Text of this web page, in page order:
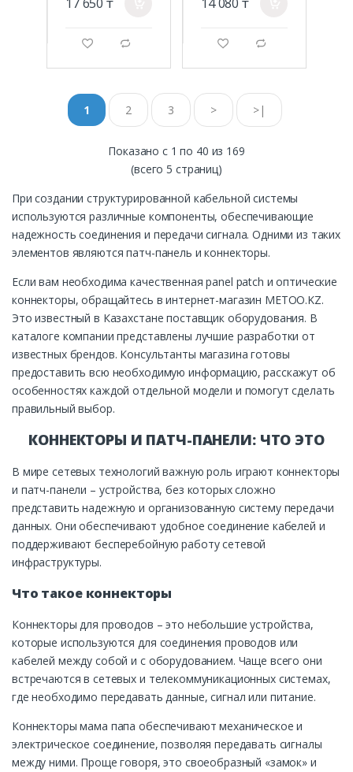
g d g d
1 2 3 > >|
Показано с 1 по 40 из 169
(всего 5 страниц)
При создании структурированной кабельной системы
используются различные компоненты, обеспечивающие
надежность соединения и передачи сигнала. Одними из таких
элементов являются патч-панель и коннекторы.
Если вам необходима качественная panel patch и оптические
коннекторы, обращайтесь в интернет-магазин METOO.KZ.
Это известный в Казахстане поставщик оборудования. В
каталоге компании представлены лучшие разработки от
известных брендов. Консультанты магазина готовы
предоставить всю необходимую информацию, расскажут об
особенностях каждой отдельной модели и помогут сделать
правильный выбор.
КОННЕКТОРЫ И ПАТЧ-ПАНЕЛИ: ЧТО ЭТО
В мире сетевых технологий важную роль играют коннекторы
и патч-панели – устройства, без которых сложно
представить надежную и организованную систему передачи
данных. Они обеспечивают удобное соединение кабелей и
поддерживают бесперебойную работу сетевой
инфраструктуры.
Что такое коннекторы
Коннекторы для проводов – это небольшие устройства,
которые используются для соединения проводов или
кабелей между собой и с оборудованием. Чаще всего они
встречаются в сетевых и телекоммуникационных системах,
где необходимо передавать данные, сигнал или питание.
Коннекторы мама папа обеспечивают механическое и
электрическое соединение, позволяя передавать сигналы
между ними. Проще говоря, это своеобразный «замок» и